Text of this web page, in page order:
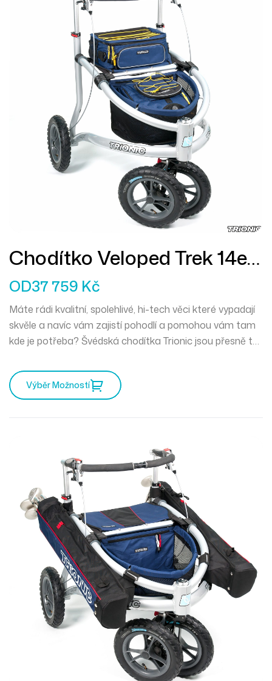
Chodítko Veloped Trek 14er
L
OD37 759 Kč
Máte rádi kvalitní, spolehlivé, hi-tech věci které vypadají
skvěle a navíc vám zajistí pohodlí a pomohou vám tam
kde je potřeba? Švédská chodítka Trionic jsou přesně to
vyrazit kamkoliv zajakéhokoliv počasí.
Výběr Možností